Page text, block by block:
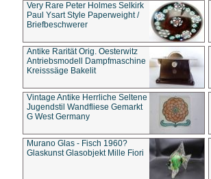
Very Rare Peter Holmes Selkirk
Paul Ysart Style Paperweight /
Briefbeschwerer
Antike Rarität Orig. Oesterwitz
Antriebsmodell Dampfmaschine
Kreisssäge Bakelit
Vintage Antike Herrliche Seltene
Jugendstil Wandfliese Gemarkt
G West Germany
Murano Glas - Fisch 1960?
Glaskunst Glasobjekt Mille Fiori